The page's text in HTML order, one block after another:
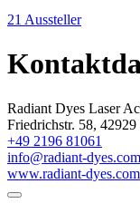
21 Aussteller
Radiant Dyes Laser
Friedrichstr. 58,
+49 2196 81061
info@radiant-dyes.com
www.radiant-dyes.com